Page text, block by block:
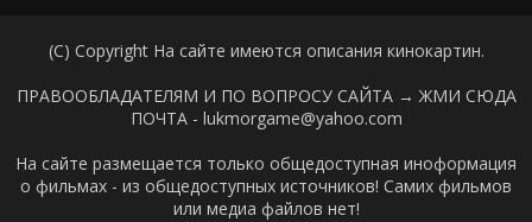
(C) Copyright На сайте имеются описания кинокартин.
ПРАВООБЛАДАТЕЛЯМ И ПО ВОПРОСУ САЙТА → ЖМИ СЮДА
ПОЧТА - lukmorgame@yahoo.com
На сайте размещается только общедоступная иноформация
о фильмах - из общедоступных источников! Самих фильмов
или медиа файлов нет!